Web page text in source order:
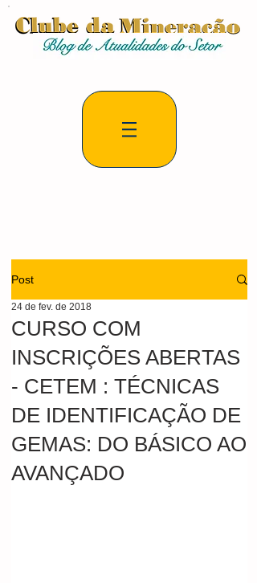
Post
CURSO COM
INSCRIÇÕES ABERTAS
- CETEM : TÉCNICAS
DE IDENTIFICAÇÃO DE
GEMAS: DO BÁSICO AO
AVANÇADO
24 de fev. de 2018